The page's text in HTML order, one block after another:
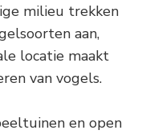
milieu trekken
aan,
locatie maakt
van vogels.
en open